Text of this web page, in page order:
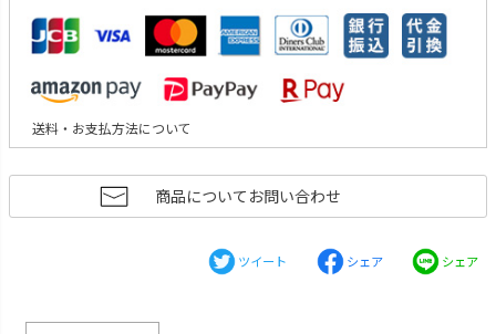
送料・お支払方法について
商品についてお問い合わせ
ツイート シェア シェア